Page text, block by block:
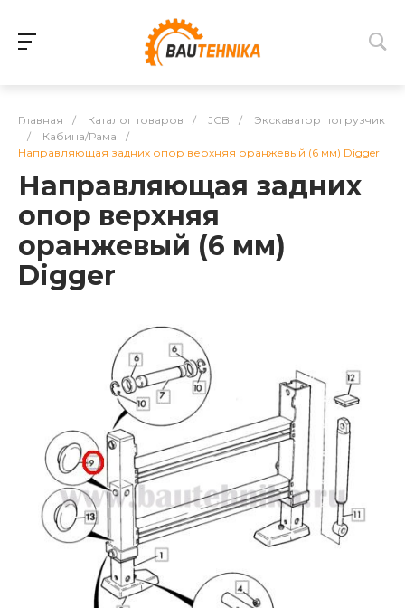
Главная / Каталог товаров / JCB /
Экскаватор погрузчик
/
Кабина/Рама
/
Направляющая задних опор верхняя оранжевый (6 мм) Digger
Направляющая задних
опор верхняя
оранжевый (6 мм)
Digger